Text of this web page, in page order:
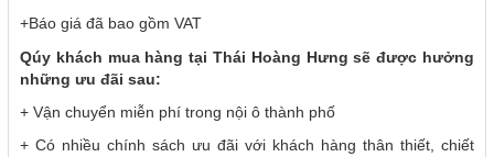
+Báo giá đã bao gồm VAT
Qúy khách mua hàng tại Thái Hoàng Hưng sẽ được hưởng
những ưu đãi sau:
+ Vận chuyển miễn phí trong nội ô thành phố
+ Có nhiều chính sách ưu đãi với khách hàng thân thiết, chiết